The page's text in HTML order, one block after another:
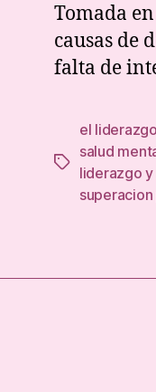
Tomada
causas de
falta de
Tags
el liderazgo
salud
liderazgo y